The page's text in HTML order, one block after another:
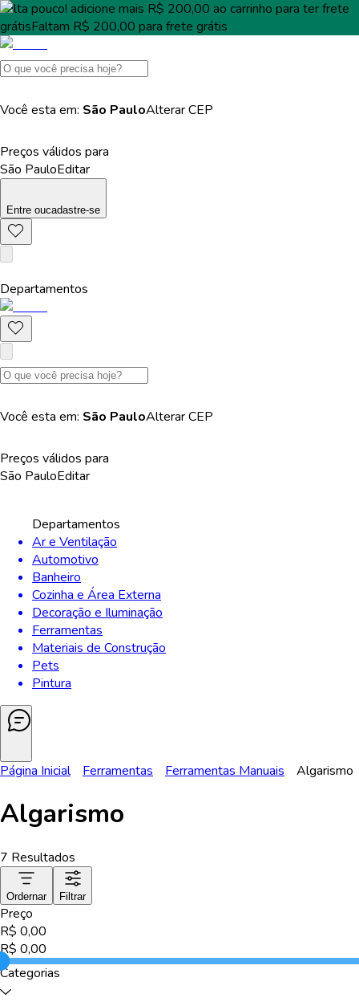
Falta pouco! adicione mais R$ 200,00 ao carrinho para terfrete
grátisFaltam R$ 200,00 para frete grátis
Você esta em: São PauloAlterarCEP
Preços válidos para
São PauloEditar
Entre oucadastre-se
Departamentos
Você esta em: São PauloAlterarCEP
Preços válidos para
São PauloEditar
Departamentos
Ar e Ventilação
Automotivo
Banheiro
Cozinha e Área Externa
Decoração e Iluminação
Ferramentas
Materiais de Construção
Pets
Pintura
Página Inicial Ferramentas Ferramentas Manuais Algarismo
Algarismo
7 Resultados
Ordernar Filtrar
Preço
R$ 0,00
R$ 0,00
Categorias